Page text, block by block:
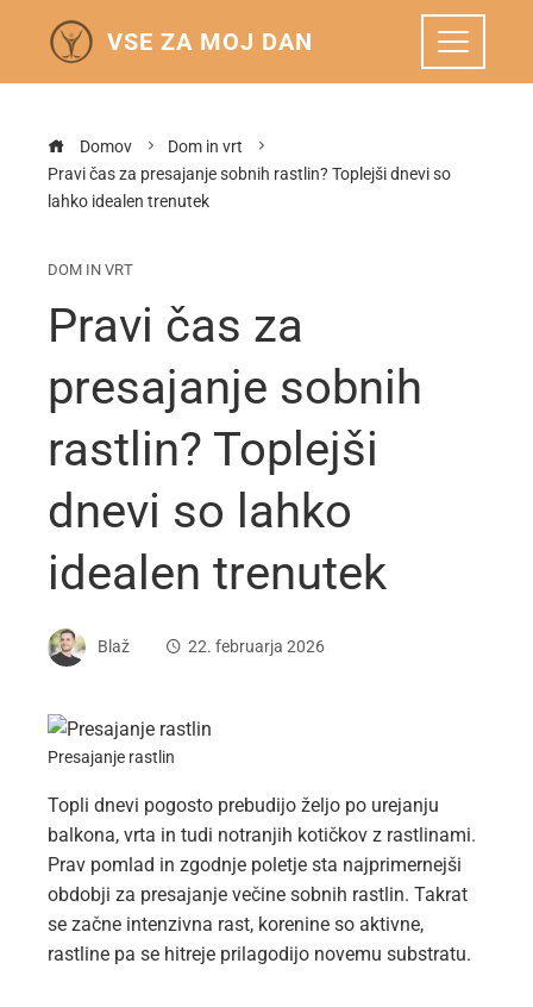
VSE ZA MOJ DAN
Domov
Dom in vrt
Pravi čas za presajanje sobnih rastlin? Toplejši dnevi so
lahko idealen trenutek
DOM IN VRT
Pravi čas za
presajanje sobnih
rastlin? Toplejši
dnevi so lahko
idealen trenutek
Blaž 22. februarja 2026
Presajanje rastlin
Topli dnevi pogosto prebudijo željo po urejanju
balkona, vrta in tudi notranjih kotičkov z rastlinami.
Prav pomlad in zgodnje poletje sta najprimernejši
obdobji za presajanje večine sobnih rastlin. Takrat
se začne intenzivna rast, korenine so aktivne,
rastline pa se hitreje prilagodijo novemu substratu.